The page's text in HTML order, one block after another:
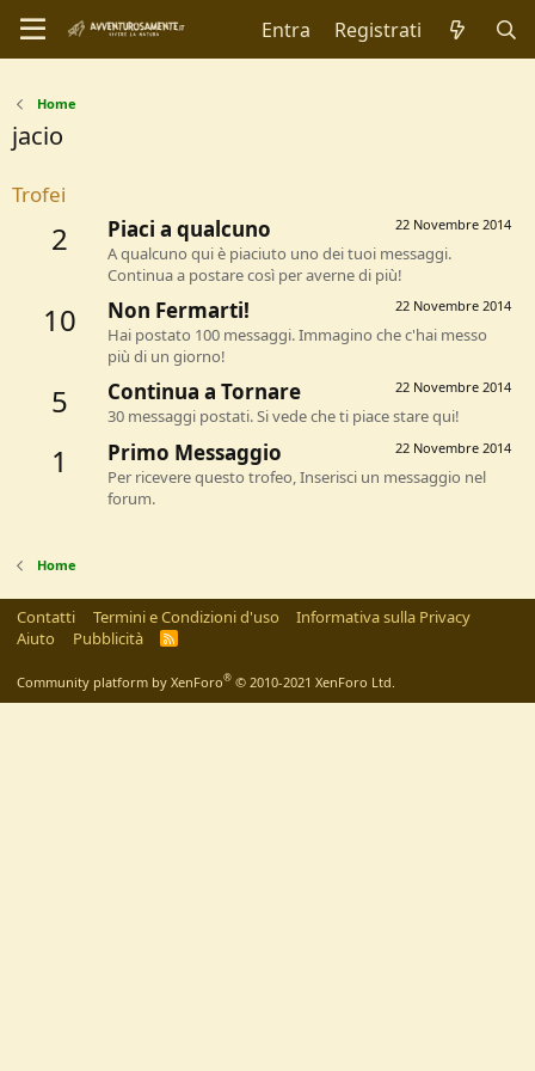
Entra Registrati
Home
jacio
Trofei
2 22 Novembre 2014
Piaci a qualcuno
A qualcuno qui è piaciuto uno dei tuoi messaggi.
Continua a postare così per averne di più!
10 22 Novembre 2014
Non Fermarti!
Hai postato 100 messaggi. Immagino che c'hai messo
più di un giorno!
5 22 Novembre 2014
Continua a Tornare
30 messaggi postati. Si vede che ti piace stare qui!
1 22 Novembre 2014
Primo Messaggio
Per ricevere questo trofeo, Inserisci un messaggio nel
forum.
Home
Contatti Termini e Condizioni d'uso
Informativa sulla Privacy
Aiuto
Pubblicità
R
Community platform by XenForo® © 2010-2021 XenForo Ltd.